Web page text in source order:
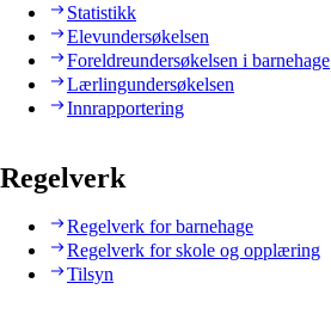
Statistikk
Elevundersøkelsen
Foreldreundersøkelsen i barnehage
Lærlingundersøkelsen
Innrapportering
Regelverk
Regelverk for barnehage
Regelverk for skole og opplæring
Tilsyn